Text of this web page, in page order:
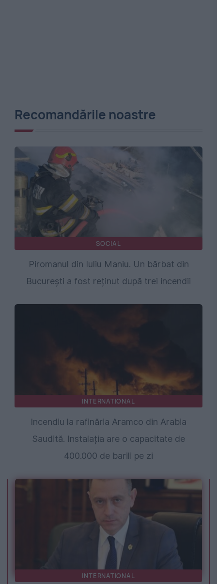
Recomandările noastre
SOCIAL
Piromanul din Iuliu Maniu. Un bărbat din
București a fost reținut după trei incendii
INTERNATIONAL
Incendiu la rafinăria Aramco din Arabia
Saudită. Instalația are o capacitate de
400.000 de barili pe zi
INTERNATIONAL